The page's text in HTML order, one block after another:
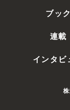
ブック
連載
インタビ